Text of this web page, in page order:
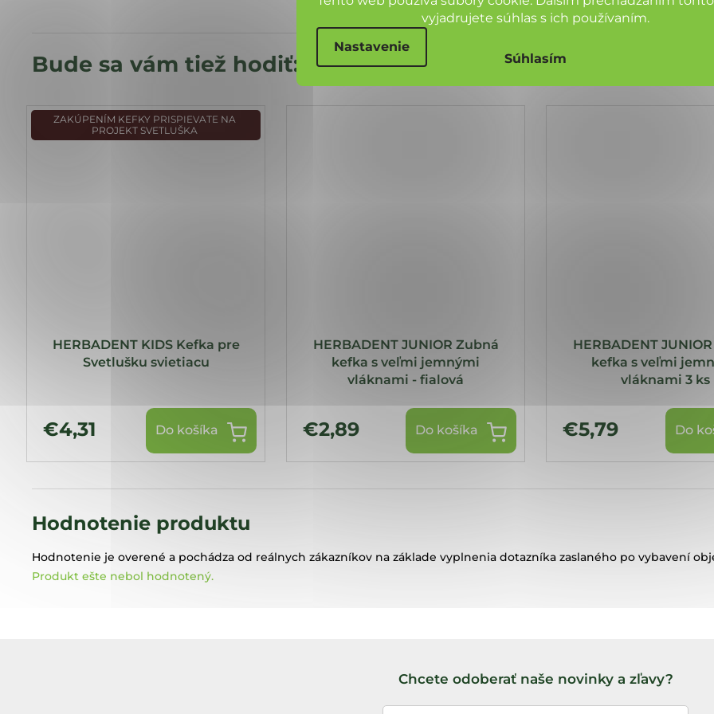
vyjadrujete súhlas s ich používaním.
Nastavenie
Súhlasím
ZAKÚPENÍM KEFKY PRISPIEVATE NA
PROJEKT SVETLUŠKA
HERBADENT KIDS Kefka pre
Svetlušku svietiacu
€4,31 Do košíka
HERBADENT JUNIOR Zubná
kefka s veľmi jemnými
vláknami - fialová
€2,89 Do košíka
HERBADENT
kefka s veľmi
vláknami 3 ks
€5,79 Do
Hodnotenie produktu
Hodnotenie je overené a pochádza od reálnych zákazníkov na základe vyplnenia dotazníka zaslaného po vybavení
Produkt ešte nebol hodnotený.
Chcete odoberať naše novinky a zľavy?